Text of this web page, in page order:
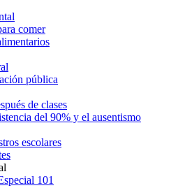
comer
pública
de clases
del 90% y el ausentismo
escolares
101